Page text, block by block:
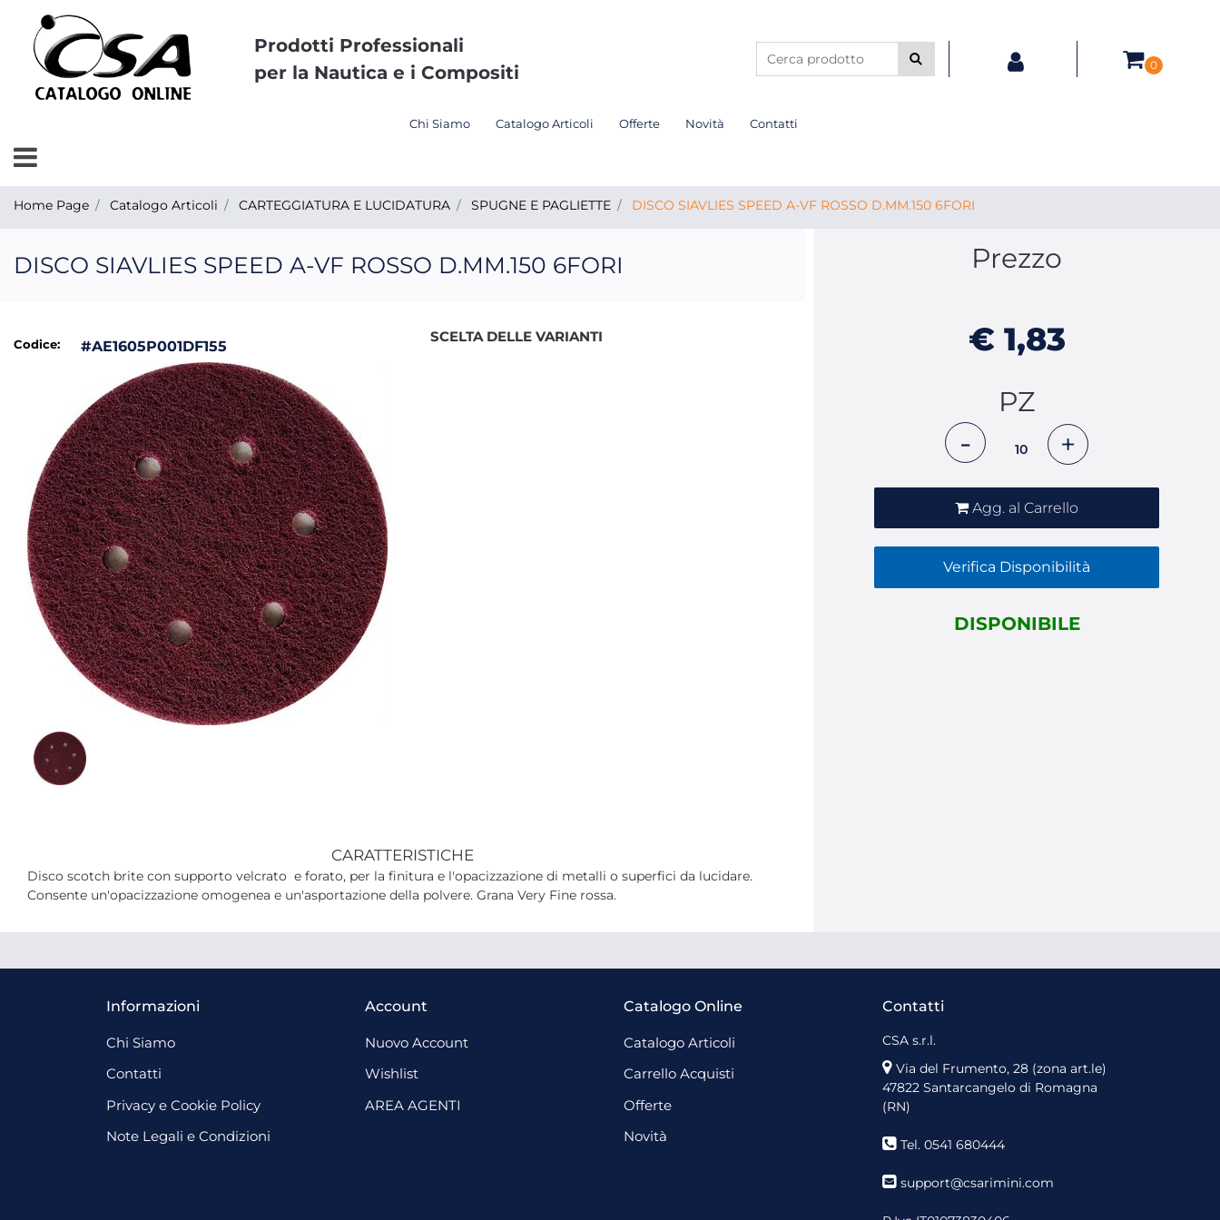
Prodotti Professionali
per la Nautica e i Compositi
0
Chi Siamo Catalogo Articoli Offerte Novità Contatti
Open menu
Home Page Catalogo Articoli CARTEGGIATURA E LUCIDATURA SPUGNE E PAGLIETTE DISCO SIAVLIES SPEED A-VF ROSSO D.MM.150 6FORI
DISCO SIAVLIES SPEED A-VF ROSSO D.MM.150 6FORI
Codice: #AE1605P001DF155
SCELTA DELLE VARIANTI
CARATTERISTICHE
Disco scotch brite con supporto velcrato e forato, per la finitura e l'opacizzazione di metalli o superfici da lucidare.
Consente un'opacizzazione omogenea e un'asportazione della polvere. Grana Very Fine rossa.
Prezzo
€ 1,83
PZ
Quantità
Agg. al Carrello
Verifica Disponibilità
DISPONIBILE
Informazioni
Chi Siamo
Contatti
Privacy e Cookie Policy
Note Legali e Condizioni
Account
Nuovo Account
Wishlist
AREA AGENTI
Catalogo Online
Catalogo Articoli
Carrello Acquisti
Offerte
Novità
Contatti
CSA s.r.l.
Via del Frumento, 28 (zona art.le)
47822 Santarcangelo di Romagna
(RN)
Tel. 0541 680444
support@csarimini.com